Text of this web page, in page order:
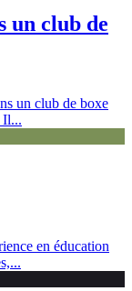
un club de
un club de boxe
Il...
en éducation